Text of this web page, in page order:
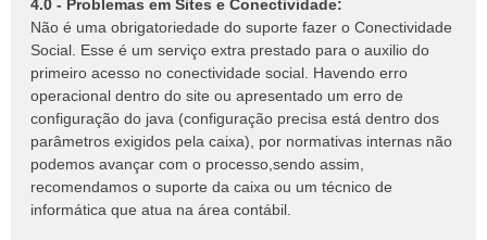
4.0 - Problemas em Sites e Conectividade:
Não é uma obrigatoriedade do suporte fazer o Conectividade
Social. Esse é um serviço extra prestado para o auxilio do
primeiro acesso no conectividade social. Havendo erro
operacional dentro do site ou apresentado um erro de
configuração do java (configuração precisa está dentro dos
parâmetros exigidos pela caixa), por normativas internas não
podemos avançar com o processo,sendo assim,
recomendamos o suporte da caixa ou um técnico de
informática que atua na área contábil.